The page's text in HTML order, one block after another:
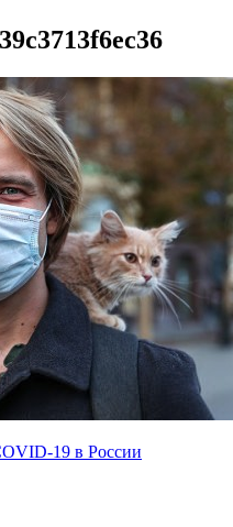
19 в России